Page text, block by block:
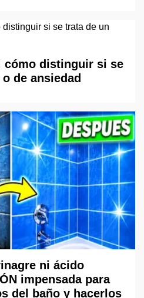
cómo distinguir si se
de ansiedad
ni ácido
impensada para
del baño y hacerlos